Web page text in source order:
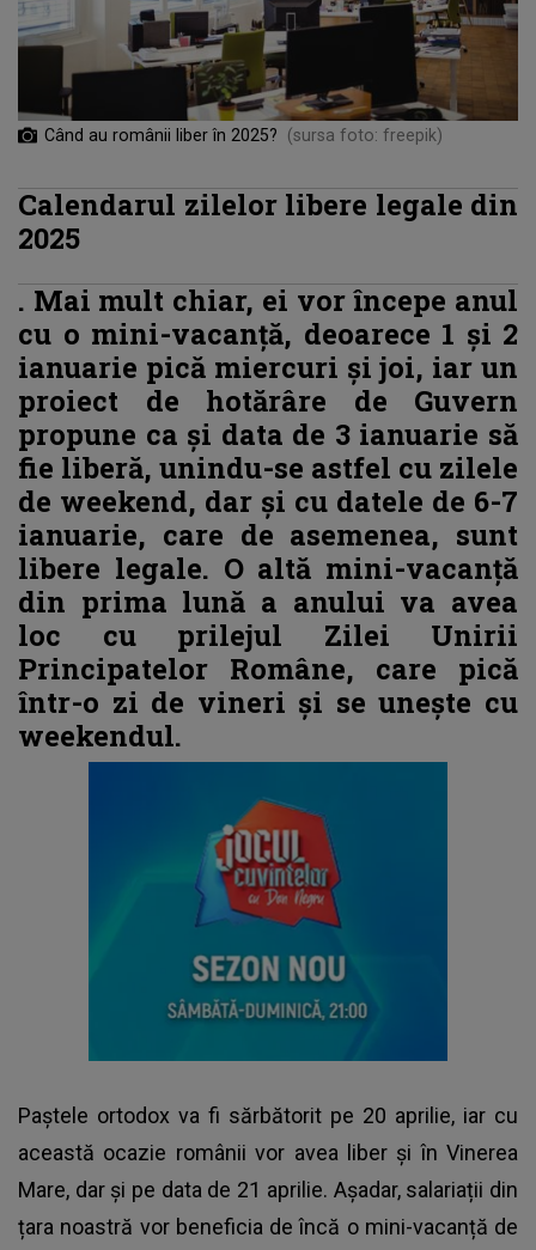
Când au românii liber în 2025? (sursa foto: freepik)
Calendarul zilelor libere legale din
2025
. Mai mult chiar, ei vor începe anul
cu o mini-vacanță, deoarece 1 și 2
ianuarie pică miercuri și joi, iar un
proiect de hotărâre de Guvern
propune ca și data de 3 ianuarie să
fie liberă, unindu-se astfel cu zilele
de weekend, dar și cu datele de 6-7
ianuarie, care de asemenea, sunt
libere legale. O altă mini-vacanță
din prima lună a anului va avea
loc cu prilejul Zilei Unirii
Principatelor Române, care pică
într-o zi de vineri și se unește cu
weekendul.
Paștele ortodox va fi sărbătorit pe 20 aprilie, iar cu
această ocazie românii vor avea liber și în Vinerea
Mare, dar și pe data de 21 aprilie. Așadar, salariații din
țara noastră vor beneficia de încă o mini-vacanță de